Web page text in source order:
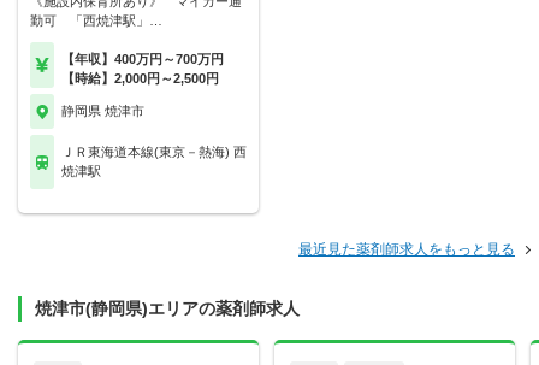
勤可 「西焼津駅」…
【年収】400万円～700万円
【時給】2,000円～2,500円
静岡県 焼津市
ＪＲ東海道本線(東京－熱海) 西
焼津駅
最近見た薬剤師求人をもっと見る
焼津市(静岡県)エリアの薬剤師求人